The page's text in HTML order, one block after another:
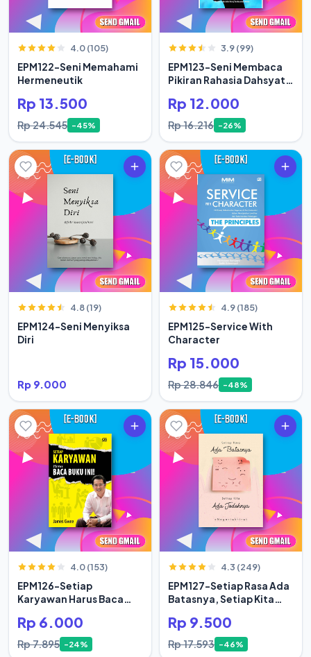
4.0 (105)
EPM122-Seni Memahami
Hermeneutik
Rp 13.500
Rp 24.545 -45%
3.9 (99)
EPM123-Seni Membaca
Pikiran Rahasia Dahsyat
Rp 12.000
Rp 16.216 -26%
4.8 (19)
EPM124-Seni Menyiksa
Diri
Rp 9.000
4.9 (185)
EPM125-Service With
Character
Rp 15.000
Rp 28.846 -48%
4.0 (153)
EPM126-Setiap
Karyawan Harus Baca
Rp 6.000
Rp 7.895 -24%
4.3 (249)
EPM127-Setiap Rasa Ada
Batasnya, Setiap Kita
Rp 9.500
Rp 17.593 -46%